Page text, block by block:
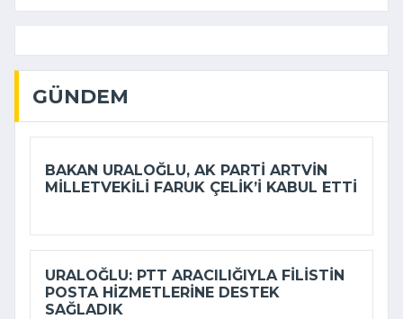
GÜNDEM
BAKAN URALOĞLU, AK PARTI ARTVIN
MILLETVEKILI FARUK ÇELIK’I KABUL ETTI
URALOĞLU: PTT ARACILIĞIYLA FILISTIN
POSTA HIZMETLERINE DESTEK
SAĞLADIK